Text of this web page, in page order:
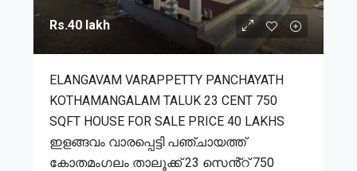
Rs.40 lakh
ELANGAVAM VARAPPETTY PANCHAYATH
KOTHAMANGALAM TALUK 23 CENT 750
SQFT HOUSE FOR SALE PRICE 40 LAKHS
ഇളങ്ങവം വാരപ്പെട്ടി പഞ്ചായത്ത്
കോതമംഗലം താലൂക്ക് 23 സെൻ്റ് 750